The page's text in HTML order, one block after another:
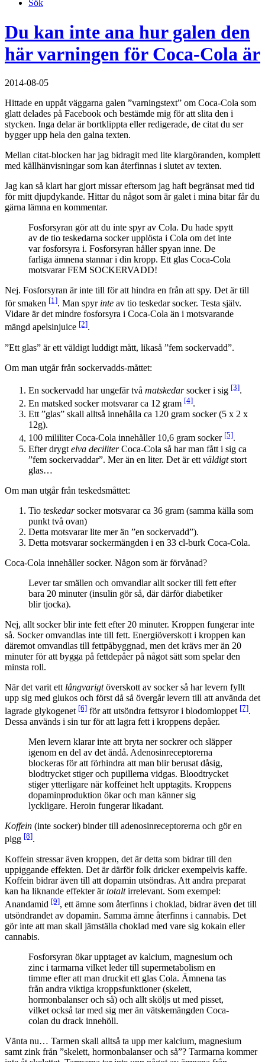
Sök
Du kan inte ana hur galen den
här varningen för Coca-Cola är
2014-08-05
Hittade en uppåt väggarna galen ”varningstext” om Coca-Cola som
glatt delades på Facebook och bestämde mig för att slita den i
stycken. Inga delar är bortklippta eller redigerade, de citat du ser
bygger upp hela den galna texten.
Mellan citat-blocken har jag bidragit med lite klargöranden, komplett
med källhänvisningar som kan återfinnas i slutet av texten.
Jag kan så klart har gjort missar eftersom jag haft begränsat med tid
för mitt djupdykande. Hittar du något som är galet i mina bitar får du
gärna lämna en kommentar.
Fosforsyran gör att du inte spyr av Cola. Du hade spytt
av de tio teskedarna socker upplösta i Cola om det inte
var fosforsyra i. Fosforsyran håller spyan inne. De
farliga ämnena stannar i din kropp. Ett glas Coca-Cola
motsvarar FEM SOCKERVADD!
Nej. Fosforsyran är inte till för att hindra en från att spy. Det är till
för smaken [1]. Man spyr inte av tio teskedar socker. Testa själv.
Vidare är det mindre fosforsyra i Coca-Cola än i motsvarande
mängd apelsinjuice [2].
”Ett glas” är ett väldigt luddigt mått, likaså ”fem sockervadd”.
Om man utgår från sockervadds-måttet:
En sockervadd har ungefär två matskedarsocker i sig [3].
En matsked socker motsvarar ca 12 gram [4].
Ett ”glas” skall alltså innehålla ca 120 gram socker (5 x 2 x
12g).
100 mililiter Coca-Cola innehåller 10,6 gram socker [5].
Efter drygt elva deciliterCoca-Cola så har man fått i sig ca
”fem sockervaddar”. Mer än en liter. Det är ett väldigtstort
glas…
Om man utgår från teskedsmåttet:
Tio teskedarsocker motsvarar ca 36 gram (samma källa som
punkt två ovan)
Detta motsvarar lite mer än ”en sockervadd”).
Detta motsvarar sockermängden i en 33 cl-burk Coca-Cola.
Coca-Cola innehåller socker. Någon som är förvånad?
Lever tar smällen och omvandlar allt socker till fett efter
bara 20 minuter (insulin gör så, där därför diabetiker
blir tjocka).
Nej, allt socker blir inte fett efter 20 minuter. Kroppen fungerar inte
så. Socker omvandlas inte till fett. Energiöverskott i kroppen kan
däremot omvandlas till fettpåbyggnad, men det krävs mer än 20
minuter för att bygga på fettdepåer på något sätt som spelar den
minsta roll.
När det varit ett långvarigtöverskott av socker så har levern fyllt
upp sig med glukos och först då så övergår levern till att använda det
lagrade glykogenet [6] för att utsöndra fettsyror i blodomloppet [7].
Dessa används i sin tur för att lagra fett i kroppens depåer.
Men levern klarar inte att bryta ner sockrer och släpper
igenom en del av det ändå. Adenosinreceptorerna
blockeras för att förhindra att man blir berusat dåsig,
blodtrycket stiger och pupillerna vidgas. Bloodtrycket
stiger ytterligare när koffeinet helt upptagits. Kroppens
dopaminproduktion ökar och man känner sig
lyckligare. Heroin fungerar likadant.
Koffein (inte socker) binder till adenosinreceptorerna och gör en
pigg [8].
Koffein stressar även kroppen, det är detta som bidrar till den
uppiggande effekten. Det är därför folk dricker exempelvis kaffe.
Koffein bidrar även till att dopamin utsöndras. Att andra preparat
kan ha liknande effekter ärtotaltirrelevant. Som exempel:
Anandamid [9], ett ämne som återfinns i choklad, bidrar även det till
utsöndrandet av dopamin. Samma ämne återfinns i cannabis. Det
gör inte att man skall jämställa choklad med vare sig kokain eller
cannabis.
Fosforsyran ökar upptaget av kalcium, magnesium och
zinc i tarmarna vilket leder till supermetabolism en
timme efter att man druckit ett glas Cola. Ämnena tas
från andra viktiga kroppsfunktioner (skelett,
hormonbalanser och så) och allt sköljs ut med pisset,
vilket också tar med sig mer än vätskemängden Coca-
colan du drack innehöll.
Vänta nu… Tarmen skall alltså ta upp mer kalcium, magnesium
samt zink från ”skelett, hormonbalanser och så”? Tarmarna kommer